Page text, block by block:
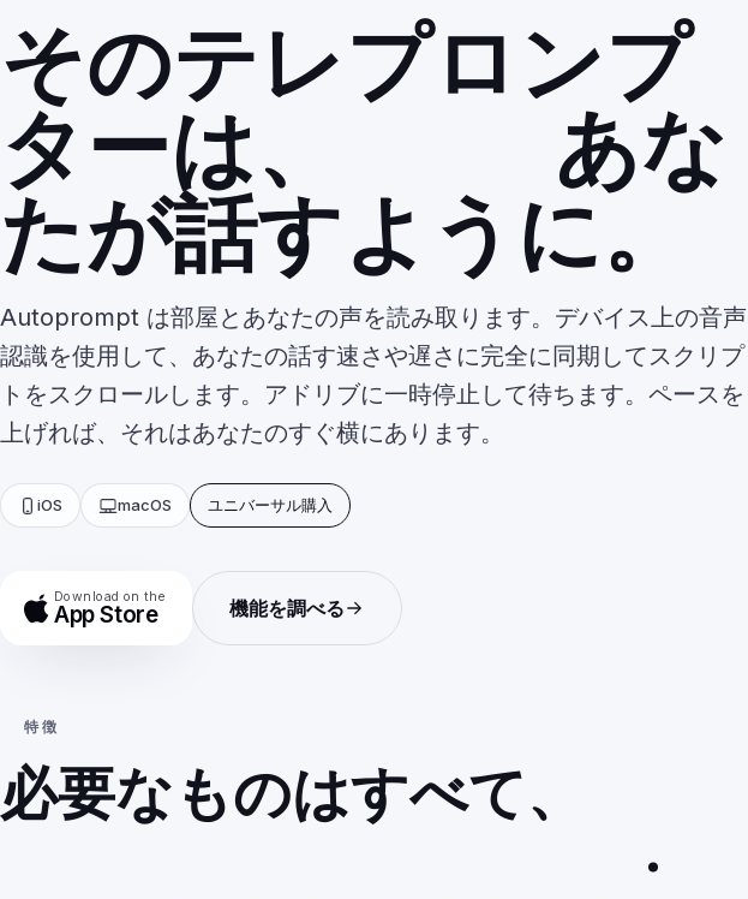
そのテレプロンプ
ターは、 あな
たが話すように。
Autoprompt は部屋とあなたの声を読み取ります。デバイス上の音声
認識を使用して、あなたの話す速さや遅さに完全に同期してスクリプ
トをスクロールします。アドリブに一時停止して待ちます。ペースを
上げれば、それはあなたのすぐ横にあります。
iOS macOS ユニバーサル購入
Download on the
App Store 機能を調べる
特徴
必要なものはすべて、
やらないことは何もない .